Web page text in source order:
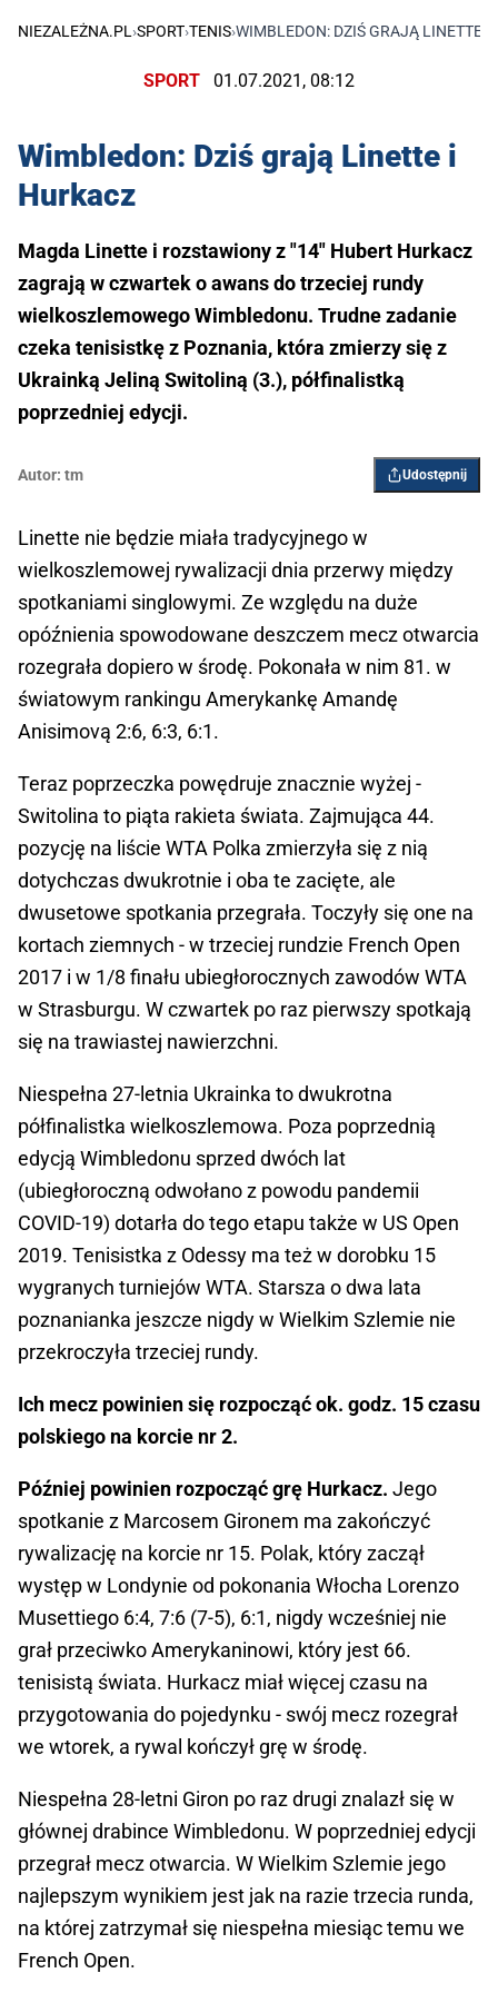
NIEZALEŻNA.PL›SPORT›TENIS›WIMBLEDON: DZIŚ GRAJĄ LINETTE I
SPORT 01.07.2021, 08:12
Wimbledon: Dziś grają Linette i
Hurkacz
Magda Linette i rozstawiony z "14" Hubert Hurkacz
zagrają w czwartek o awans do trzeciej rundy
wielkoszlemowego Wimbledonu. Trudne zadanie
czeka tenisistkę z Poznania, która zmierzy się z
Ukrainką Jeliną Switoliną (3.), półfinalistką
poprzedniej edycji.
Autor: tm Udostępnij
Linette nie będzie miała tradycyjnego w
wielkoszlemowej rywalizacji dnia przerwy między
spotkaniami singlowymi. Ze względu na duże
opóźnienia spowodowane deszczem mecz otwarcia
rozegrała dopiero w środę. Pokonała w nim 81. w
światowym rankingu Amerykankę Amandę
Anisimovą 2:6, 6:3, 6:1.
Teraz poprzeczka powędruje znacznie wyżej -
Switolina to piąta rakieta świata. Zajmująca 44.
pozycję na liście WTA Polka zmierzyła się z nią
dotychczas dwukrotnie i oba te zacięte, ale
dwusetowe spotkania przegrała. Toczyły się one na
kortach ziemnych - w trzeciej rundzie French Open
2017 i w 1/8 finału ubiegłorocznych zawodów WTA
w Strasburgu. W czwartek po raz pierwszy spotkają
się na trawiastej nawierzchni.
Niespełna 27-letnia Ukrainka to dwukrotna
półfinalistka wielkoszlemowa. Poza poprzednią
edycją Wimbledonu sprzed dwóch lat
(ubiegłoroczną odwołano z powodu pandemii
COVID-19) dotarła do tego etapu także w US Open
2019. Tenisistka z Odessy ma też w dorobku 15
wygranych turniejów WTA. Starsza o dwa lata
poznanianka jeszcze nigdy w Wielkim Szlemie nie
przekroczyła trzeciej rundy.
Ich mecz powinien się rozpocząć ok. godz. 15 czasu
polskiego na korcie nr 2.
Później powinien rozpocząć grę Hurkacz. Jego
spotkanie z Marcosem Gironem ma zakończyć
rywalizację na korcie nr 15. Polak, który zaczął
występ w Londynie od pokonania Włocha Lorenzo
Musettiego 6:4, 7:6 (7-5), 6:1, nigdy wcześniej nie
grał przeciwko Amerykaninowi, który jest 66.
tenisistą świata. Hurkacz miał więcej czasu na
przygotowania do pojedynku - swój mecz rozegrał
we wtorek, a rywal kończył grę w środę.
Niespełna 28-letni Giron po raz drugi znalazł się w
głównej drabince Wimbledonu. W poprzedniej edycji
przegrał mecz otwarcia. W Wielkim Szlemie jego
najlepszym wynikiem jest jak na razie trzecia runda,
na której zatrzymał się niespełna miesiąc temu we
French Open.